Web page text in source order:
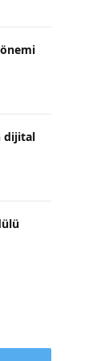
dijital